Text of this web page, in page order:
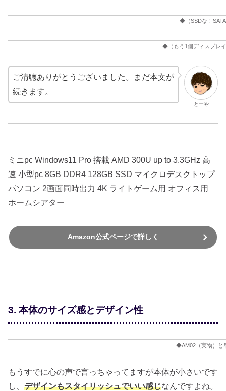
◆（SSDな！
◆（もう1個ディスプレ
とーや
ご清聴ありがとうございました。まだ本文が
続きます。
ミニpc Windows11 Pro 搭載 AMD 300U up to 3.3GHz 高
速 小型pc 8GB DDR4 128GB SSD マイクロデスクトップ
パソコン 2画面同時出力 4K ライトゲーム用 オフィス用
ホームシアター
Amazon公式ページで詳しく
3. 本体のサイズ感とデザイン性
◆AM02（実物）と
もうすでに心の声で言っちゃってますが本体が小さいです
し、 デザインもスタイリッシュでいい感じなんですよね。